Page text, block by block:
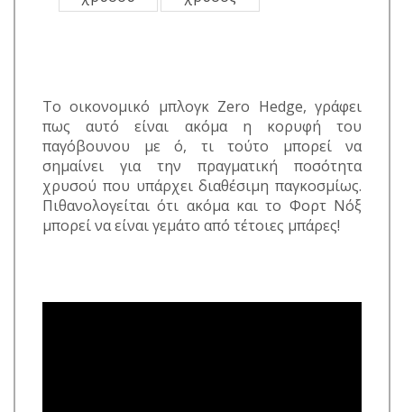
Το οικονομικό μπλογκ Zero Hedge, γράφει
πως αυτό είναι ακόμα η κορυφή του
παγόβουνου με ό, τι τούτο μπορεί να
σημαίνει για την πραγματική ποσότητα
χρυσού που υπάρχει διαθέσιμη παγκοσμίως.
Πιθανολογείται ότι ακόμα και το Φορτ Νόξ
μπορεί να είναι γεμάτο από τέτοιες μπάρες!